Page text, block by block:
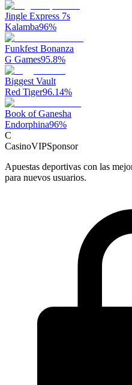
Jingle Express 7s
Kalamba96%
Funkfest Bonanza
G Games95.8%
Biggest Vault
Red Tiger96.14%
Book of Ganesha
Endorphina96%
C
CasinoVIPSponsor
Apuestas deportivas con las
para nuevos usuarios.